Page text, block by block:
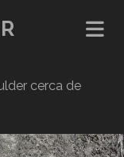
cerca de